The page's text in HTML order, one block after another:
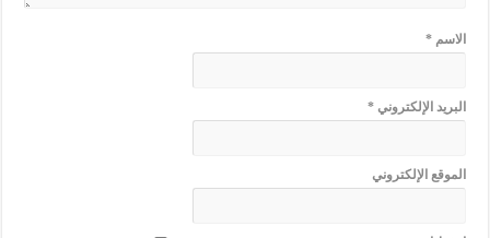
الاسم*
البريد الإلكتروني*
الموقع الإلكتروني